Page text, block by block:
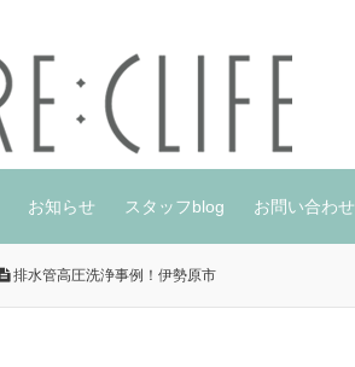
お知らせ スタッフblog お問い合わせ
排水管高圧洗浄事例！伊勢原市